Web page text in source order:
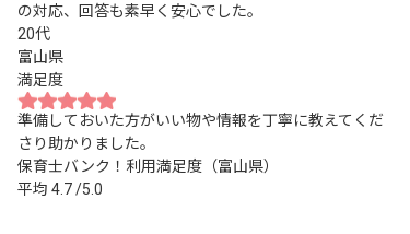
の対応、回答も素早く安心でした。
20代
富山県
満足度
準備しておいた方がいい物や情報を丁寧に教えてくだ
さり助かりました。
保育士バンク！利用満足度（富山県）
平均 4.7/5.0